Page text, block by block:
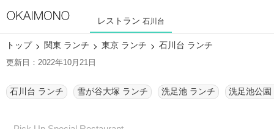
レストラン 石川台
トップ 関東 ランチ 東京 ランチ 石川台 ランチ
更新日：2022年10月21日
石川台 ランチ 雪が谷大塚 ランチ 洗足池 ランチ 洗足池公園